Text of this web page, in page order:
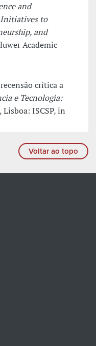
and
Initiatives to
and
Academic
crítica a
e Tecnologia:
, Lisboa: ISCSP, in
Voltar ao topo